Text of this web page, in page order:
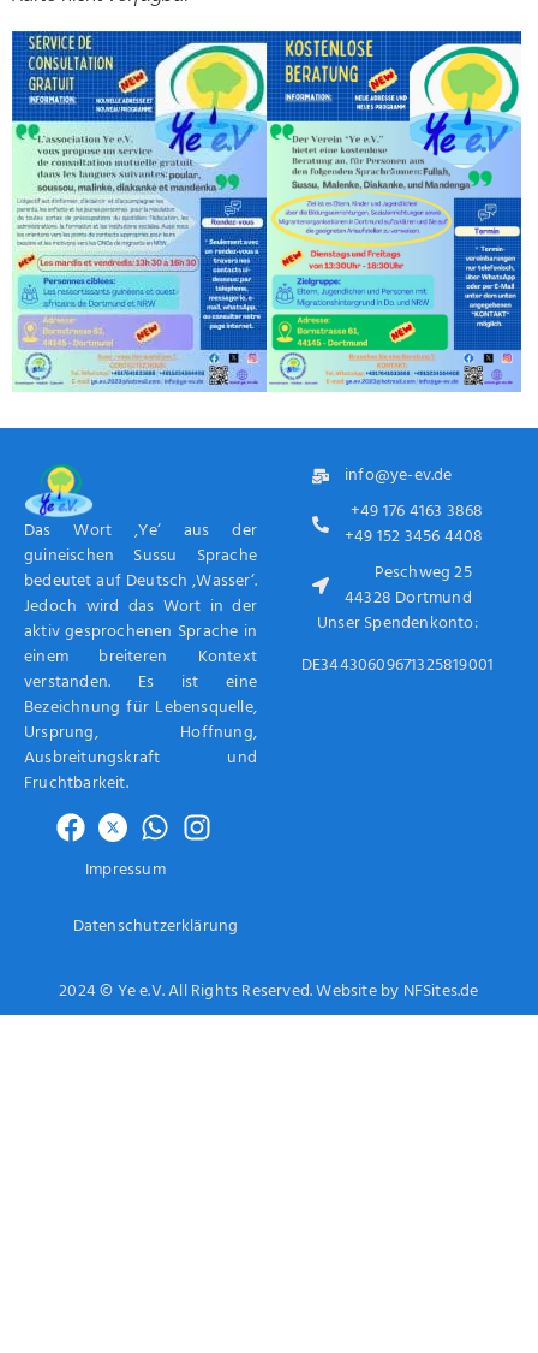
Das Wort ‚Ye‘ aus der
guineischen Sussu Sprache
bedeutet auf Deutsch ‚Wasser‘.
Jedoch wird das Wort in der
aktiv gesprochenen Sprache in
einem breiteren Kontext
verstanden. Es ist eine
Bezeichnung für Lebensquelle,
Ursprung, Hoffnung,
Ausbreitungskraft und
Fruchtbarkeit.
Impressum
Datenschutzerklärung
info@ye-ev.de
+49 176 4163 3868
+49 152 3456 4408
Peschweg 25
44328 Dortmund
Unser Spendenkonto:
DE34430609671325819001
2024 © Ye e.V. All Rights Reserved. Website by NFSites.de